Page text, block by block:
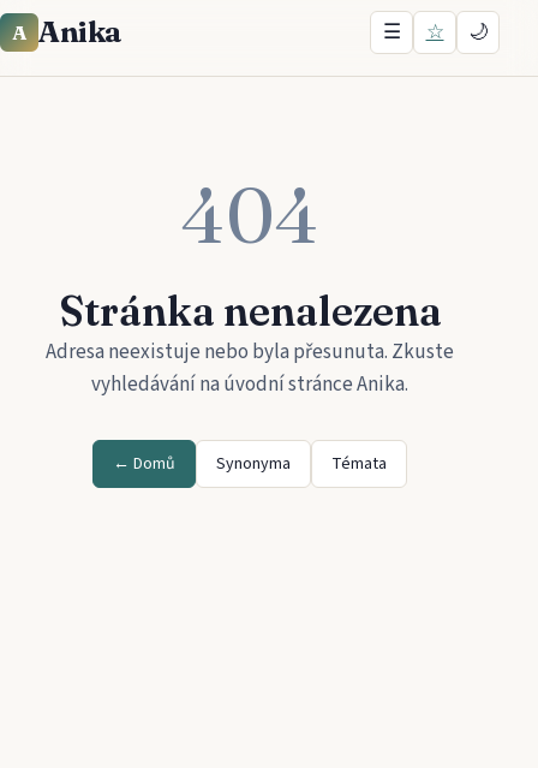
A Anika ☰ ☆ 🌙
404
Stránka nenalezena
Adresa neexistuje nebo byla přesunuta. Zkuste
vyhledávání na úvodní stránceAnika.
← Domů Synonyma Témata